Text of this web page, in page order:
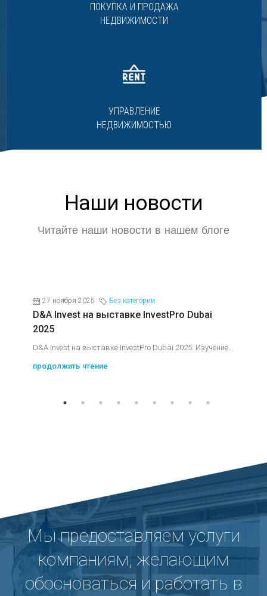
ПОКУПКА И ПРОДАЖА
НЕДВИЖИМОСТИ
УПРАВЛЕНИЕ
НЕДВИЖИМОСТЬЮ
Наши новости
Читайте наши новости в нашем блоге
27 ноября 2025 Без категории
D&A Invest на выставке InvestPro Dubai
2025
D&A Invest на выставке InvestPro Dubai 2025: Изучение...
продолжить чтение
Мы предоставляем услуги
компаниям, желающим
обосноваться и работать в